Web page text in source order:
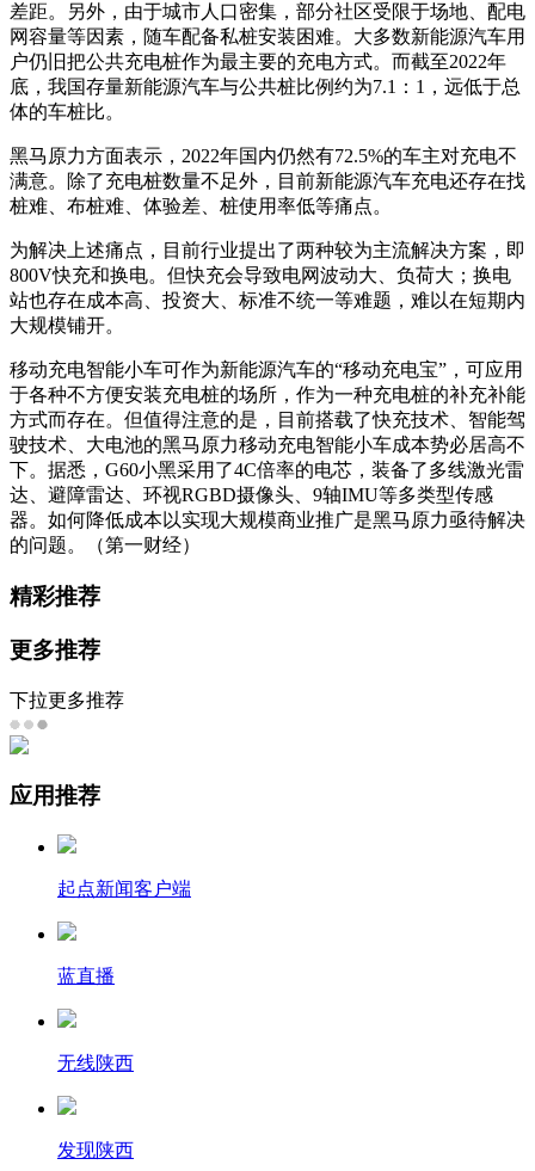
差距。另外，由于城市人口密集，部分社区受限于场地、配电
网容量等因素，随车配备私桩安装困难。大多数新能源汽车用
户仍旧把公共充电桩作为最主要的充电方式。而截至2022年
底，我国存量新能源汽车与公共桩比例约为7.1：1，远低于总
体的车桩比。
黑马原力方面表示，2022年国内仍然有72.5%的车主对充电不
满意。除了充电桩数量不足外，目前新能源汽车充电还存在找
桩难、布桩难、体验差、桩使用率低等痛点。
为解决上述痛点，目前行业提出了两种较为主流解决方案，即
800V快充和换电。但快充会导致电网波动大、负荷大；换电
站也存在成本高、投资大、标准不统一等难题，难以在短期内
大规模铺开。
移动充电智能小车可作为新能源汽车的“移动充电宝”，可应用
于各种不方便安装充电桩的场所，作为一种充电桩的补充补能
方式而存在。但值得注意的是，目前搭载了快充技术、智能驾
驶技术、大电池的黑马原力移动充电智能小车成本势必居高不
下。据悉，G60小黑采用了4C倍率的电芯，装备了多线激光雷
达、避障雷达、环视RGBD摄像头、9轴IMU等多类型传感
器。如何降低成本以实现大规模商业推广是黑马原力亟待解决
的问题。（第一财经）
精彩推荐
更多推荐
下拉更多推荐
应用推荐
起点新闻客户端
蓝直播
无线陕西
发现陕西